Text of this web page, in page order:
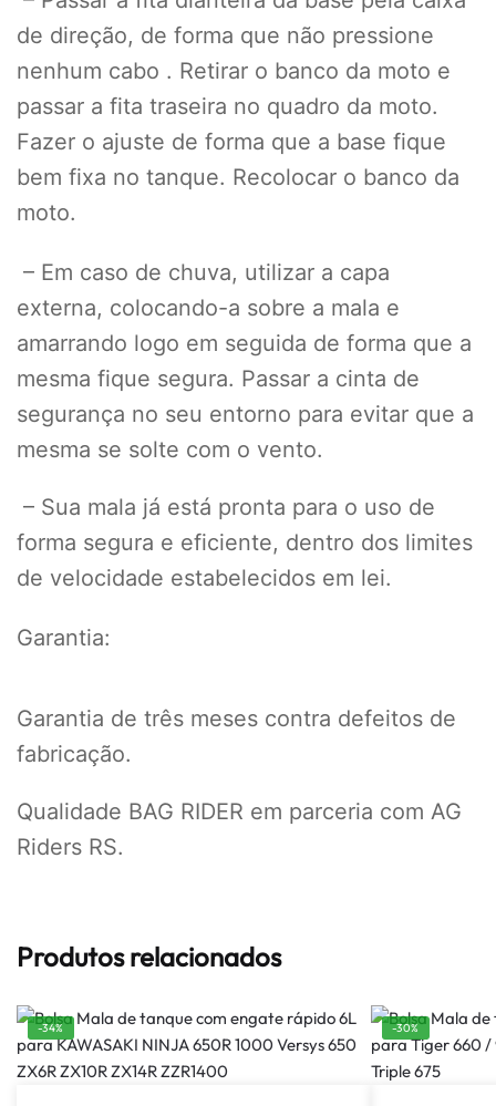
de direção, de forma que não pressione
nenhum cabo . Retirar o banco da moto e
passar a fita traseira no quadro da moto.
Fazer o ajuste de forma que a base fique
bem fixa no tanque. Recolocar o banco da
moto.
– Em caso de chuva, utilizar a capa
externa, colocando-a sobre a mala e
amarrando logo em seguida de forma que a
mesma fique segura. Passar a cinta de
segurança no seu entorno para evitar que a
mesma se solte com o vento.
– Sua mala já está pronta para o uso de
forma segura e eficiente, dentro dos limites
de velocidade estabelecidos em lei.
Garantia:
Garantia de três meses contra defeitos de
fabricação.
Qualidade BAG RIDER em parceria com AG
Riders RS.
Produtos relacionados
-34% -30%